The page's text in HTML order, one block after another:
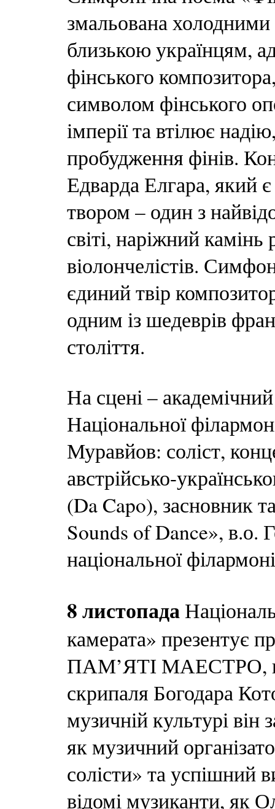
змальована
близькою українцям,
фінського
символом фінського
імперії та втілює
пробудження фінів.
Едварда Елгара, який
твором – один з
світі, наріжний
віолончелістів.
єдиний твір
одним із шедеврів
століття.
На сцені –
Національної
Муравйов: соліст,
австрійсько-
(Da Capo), засновник
Sounds of Dance», в.о.
національної
8 листопада
камерата»
ПАМ’ЯТІ МАЕСТРО,
скрипаля Богодара
музичній культурі
як музичний
солісти» та успішний
відомі музиканти, як